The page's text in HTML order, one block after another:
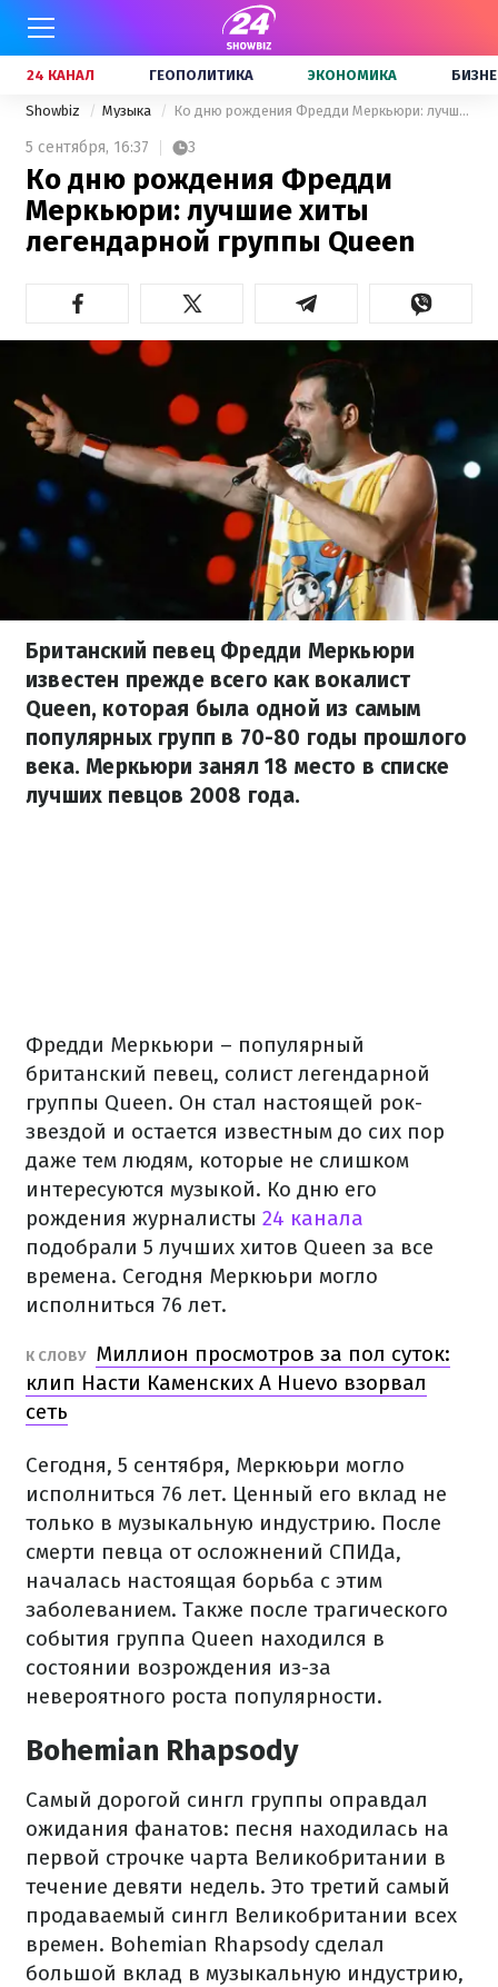
24 КАНАЛ ГЕОПОЛИТИКА ЭКОНОМИКА
Showbiz Музыка Ко дню рождения Фредди Меркьюри: лучшие хиты легендарной группы Queen
5 сентября, 16:37 3
Ко дню рождения Фредди
Меркьюри: лучшие хиты
легендарной группы Queen
Британский певец Фредди Меркьюри
известен прежде всего как вокалист
Queen, которая была одной из самым
популярных групп в 70-80 годы прошлого
века. Меркьюри занял 18 место в списке
лучших певцов 2008 года.
Фредди Меркьюри – популярный
британский певец, солист легендарной
группы Queen. Он стал настоящей рок-
звездой и остается известным до сих пор
даже тем людям, которые не слишком
интересуются музыкой. Ко дню его
рождения журналисты 24 канала
подобрали 5 лучших хитов Queen за все
времена. Сегодня Меркюьри могло
исполниться 76 лет.
К СЛОВУ Миллион просмотров за пол суток:
клип Насти Каменских A Huevo взорвал
сеть
Сегодня, 5 сентября, Меркюьри могло
исполниться 76 лет. Ценный его вклад не
только в музыкальную индустрию. После
смерти певца от осложнений СПИДа,
началась настоящая борьба с этим
заболеванием. Также после трагического
события группа Queen находился в
состоянии возрождения из-за
невероятного роста популярности.
Bohemian Rhapsody
Самый дорогой сингл группы оправдал
ожидания фанатов: песня находилась на
первой строчке чарта Великобритании в
течение девяти недель. Это третий самый
продаваемый сингл Великобритании всех
времен. Bohemian Rhapsody сделал
большой вклад в музыкальную индустрию,